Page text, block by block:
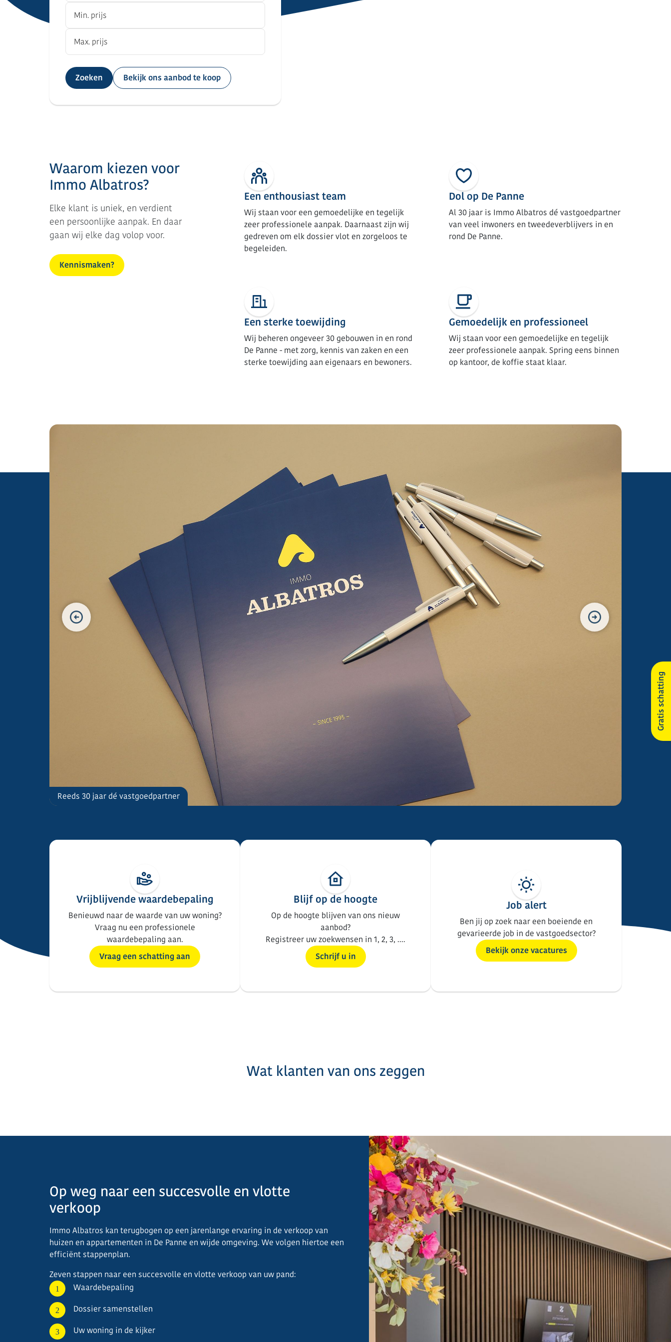
Zoeken Bekijk ons aanbod te koop
Waarom kiezen voor
Immo Albatros?
Elke klant is uniek, en verdient
een persoonlijke aanpak. En daar
gaan wij elke dag volop voor.
Kennismaken?
Een enthousiast team
Wij staan voor een gemoedelijke en tegelijk
zeer professionele aanpak. Daarnaast zijn wij
gedreven om elk dossier vlot en zorgeloos te
begeleiden.
Dol op De Panne
Al 30 jaar is Immo Albatros dé vastgoedpartner
van veel inwoners en tweedeverblijvers in en
rond De Panne.
Een sterke toewijding
Wij beheren ongeveer 30 gebouwen in en rond
De Panne - met zorg, kennis van zaken en een
sterke toewijding aan eigenaars en bewoners.
Gemoedelijk en professioneel
Wij staan voor een gemoedelijke en tegelijk
zeer professionele aanpak. Spring eens binnen
op kantoor, de koffie staat klaar.
De Panne
Investeren aan de Belgische kust.
Reeds 30 jaar dé vastgoedpartner
Vrijblijvende waardebepaling
Benieuwd naar de waarde van uw woning?
Vraag nu een professionele
waardebepaling aan.
Vraag een schatting aan
Blijf op de hoogte
Op de hoogte blijven van ons nieuw
aanbod?
Registreer uw zoekwensen in 1, 2, 3, ....
Schrijf u in
Job alert
Ben jij op zoek naar een boeiende en
gevarieerde job in de vastgoedsector?
Bekijk onze vacatures
Wat klanten van ons zeggen
Op weg naar een succesvolle en vlotte
verkoop
Immo Albatros kan terugbogen op een jarenlange ervaring in de verkoop van
huizen en appartementen in De Panne en wijde omgeving. We volgen hiertoe een
efficiënt stappenplan.
Zeven stappen naar een succesvolle en vlotte verkoop van uw pand:
Waardebepaling
Dossier samenstellen
Uw woning in de kijker
Gratis schatting